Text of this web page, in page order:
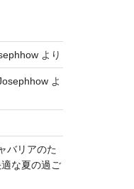
より
よ
バリアのた
な夏の過ご